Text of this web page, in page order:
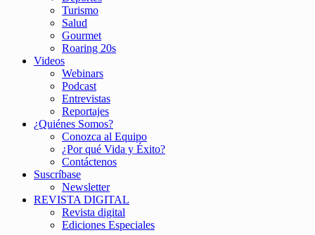
Turismo
Salud
Gourmet
Roaring 20s
Videos
Webinars
Podcast
Entrevistas
Reportajes
¿Quiénes Somos?
Conozca al Equipo
¿Por qué Vida y Éxito?
Contáctenos
Suscríbase
Newsletter
REVISTA DIGITAL
Revista digital
Ediciones Especiales